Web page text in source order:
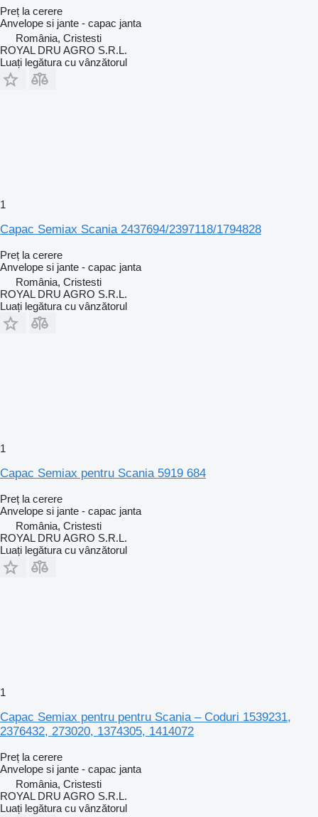
Preț la cerere
Anvelope si jante - capac janta
România, Cristesti
ROYAL DRU AGRO S.R.L.
Luați legătura cu vânzătorul
1
Capac Semiax Scania 2437694/2397118/1794828
Preț la cerere
Anvelope si jante - capac janta
România, Cristesti
ROYAL DRU AGRO S.R.L.
Luați legătura cu vânzătorul
1
Capac Semiax pentru Scania 5919 684
Preț la cerere
Anvelope si jante - capac janta
România, Cristesti
ROYAL DRU AGRO S.R.L.
Luați legătura cu vânzătorul
1
Capac Semiax pentru pentru Scania – Coduri 1539231,
2376432, 273020, 1374305, 1414072
Preț la cerere
Anvelope si jante - capac janta
România, Cristesti
ROYAL DRU AGRO S.R.L.
Luați legătura cu vânzătorul